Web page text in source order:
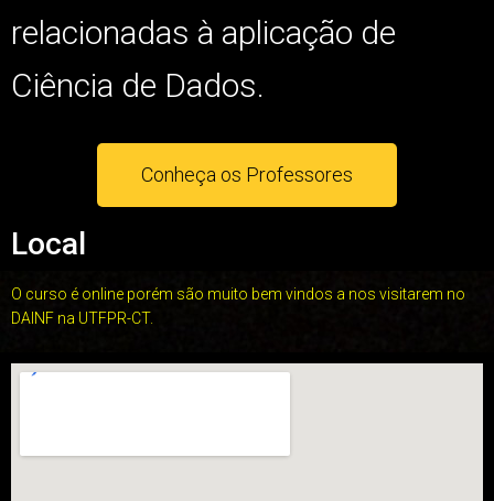
relacionadas à aplicação de
Ciência de Dados.
Conheça os Professores
Local
O curso é online porém são muito bem vindos a nos visitarem no
DAINF na UTFPR-CT.